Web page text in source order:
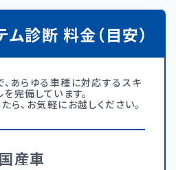
ム診断 料金（目安）
あらゆる車種に対応するスキ
完備しています。
ら、お気軽にお越しください。
国産車